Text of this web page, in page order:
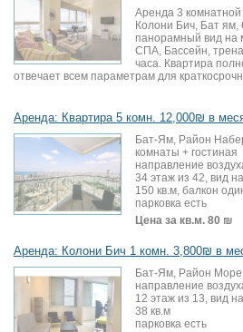
Аренда 3 комнатной
Колони Бич, Бат ям,
панорамный вид на
СПА, Бассейн,
часа. Квартира
отвечает всем параметрам для
Аренда: Квартира 5 комн. 12,000₪ в
Бат-Ям, Район
комнаты + гостиная
направление
34 этаж из 42, вид
150 кв.м, балкон
парковка есть
Цена за кв.м. 80 ₪
Аренда: Колони Бич 1 комн. 3,800₪ в
Бат-Ям, Район
направление
12 этаж из 13, вид
38 кв.м
парковка есть